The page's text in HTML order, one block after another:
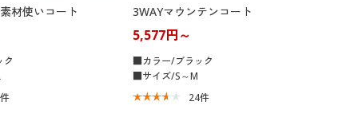
材使いコート
件
3WAYマウンテンコート
5,577円～
■カラー/ブラック
■サイズ/S～M
24件